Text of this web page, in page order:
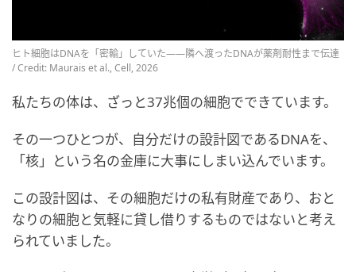
ヒト細胞はDNAを「密輸」していた――隣へ渡ったDNAが薬剤耐性まで伝達
/ Credit: Maurais et al., Cell, 2026
私たちの体は、ざっと37兆個の細胞でできています。
その一つひとつが、自分だけの設計図であるDNAを、
「核」という名の金庫に大事にしまい込んでいます。
この設計図は、その細胞だけの私有財産であり、おと
なりの細胞と気軽に貸し借りするものではないと考え
られていました。